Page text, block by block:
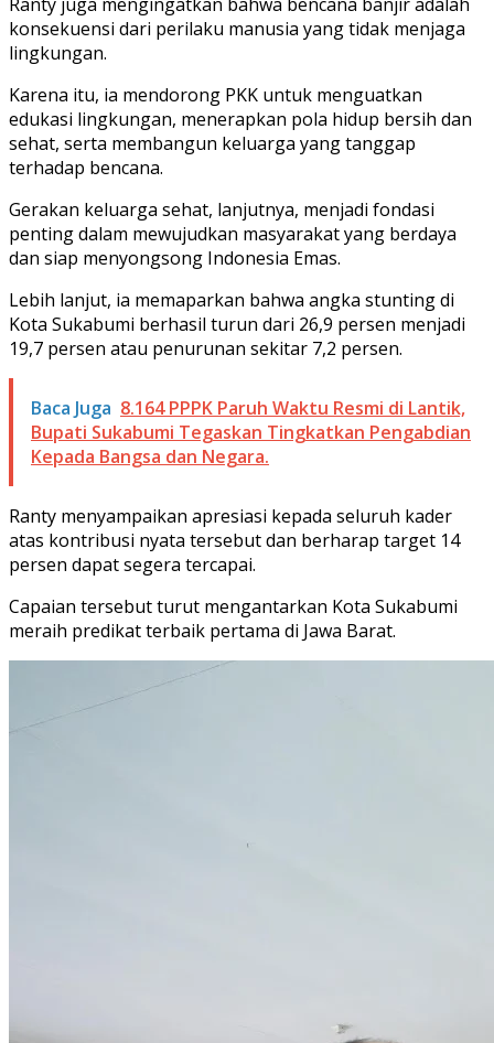
konsekuensi dari perilaku manusia yang tidak menjaga
lingkungan.
Karena itu, ia mendorong PKK untuk menguatkan
edukasi lingkungan, menerapkan pola hidup bersih dan
sehat, serta membangun keluarga yang tanggap
terhadap bencana.
Gerakan keluarga sehat, lanjutnya, menjadi fondasi
penting dalam mewujudkan masyarakat yang berdaya
dan siap menyongsong Indonesia Emas.
Lebih lanjut, ia memaparkan bahwa angka stunting di
Kota Sukabumi berhasil turun dari 26,9 persen menjadi
19,7 persen atau penurunan sekitar 7,2 persen.
Baca Juga 8.164 PPPK Paruh Waktu Resmi di Lantik,
Bupati Sukabumi Tegaskan Tingkatkan Pengabdian
Kepada Bangsa dan Negara.
Ranty menyampaikan apresiasi kepada seluruh kader
atas kontribusi nyata tersebut dan berharap target 14
persen dapat segera tercapai.
Capaian tersebut turut mengantarkan Kota Sukabumi
meraih predikat terbaik pertama di Jawa Barat.